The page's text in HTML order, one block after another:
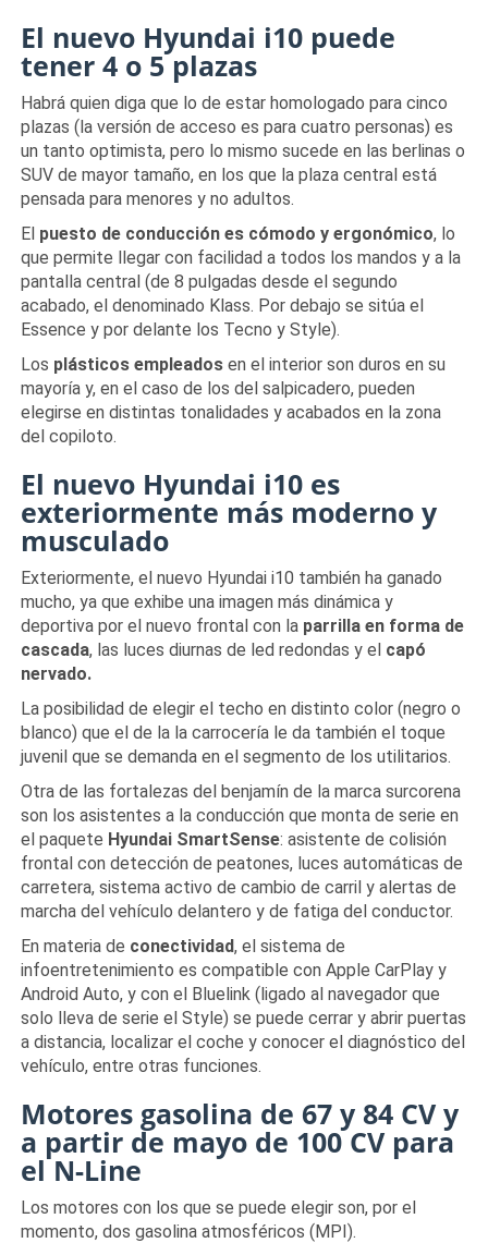
El nuevo Hyundai i10 puede
tener 4 o 5 plazas
Habrá quien diga que lo de estar homologado para cinco
plazas (la versión de acceso es para cuatro personas) es
un tanto optimista, pero lo mismo sucede en las berlinas o
SUV de mayor tamaño, en los que la plaza central está
pensada para menores y no adultos.
El puesto de conducción es cómodo y ergonómico, lo
que permite llegar con facilidad a todos los mandos y a la
pantalla central (de 8 pulgadas desde el segundo
acabado, el denominado Klass. Por debajo se sitúa el
Essence y por delante los Tecno y Style).
Los plásticos empleadosen el interior son duros en su
mayoría y, en el caso de los del salpicadero, pueden
elegirse en distintas tonalidades y acabados en la zona
del copiloto.
El nuevo Hyundai i10 es
exteriormente más moderno y
musculado
Exteriormente, el nuevo Hyundai i10 también ha ganado
mucho, ya que exhibe una imagen más dinámica y
deportiva por el nuevo frontal con la parrilla en forma de
cascada, las luces diurnas de led redondas y el capó
nervado.
La posibilidad de elegir el techo en distinto color (negro o
blanco) que el de la la carrocería le da también el toque
juvenil que se demanda en el segmento de los utilitarios.
Otra de las fortalezas del benjamín de la marca surcorena
son los asistentes a la conducción que monta de serie en
el paquete Hyundai SmartSense: asistente de colisión
frontal con detección de peatones, luces automáticas de
carretera, sistema activo de cambio de carril y alertas de
marcha del vehículo delantero y de fatiga del conductor.
En materia de conectividad, el sistema de
infoentretenimiento es compatible con Apple CarPlay y
Android Auto, y con el Bluelink (ligado al navegador que
solo lleva de serie el Style) se puede cerrar y abrir puertas
a distancia, localizar el coche y conocer el diagnóstico del
vehículo, entre otras funciones.
Motores gasolina de 67 y 84 CV y
a partir de mayo de 100 CV para
el N-Line
Los motores con los que se puede elegir son, por el
momento, dos gasolina atmosféricos (MPI).